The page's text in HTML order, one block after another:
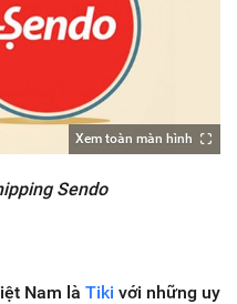
Xem toàn màn hình
Sendo
Nam là Tiki với những uy